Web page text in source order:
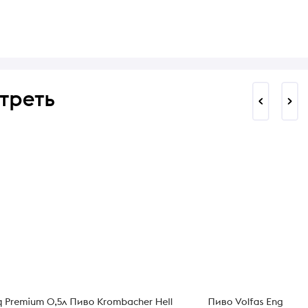
Пиво Krombacher Hell
Пиво Volfas Engelman